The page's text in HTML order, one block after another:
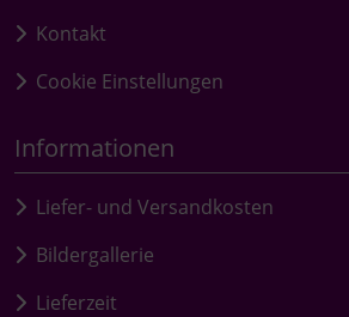
Kontakt
Cookie Einstellungen
Informationen
Liefer- und Versandkosten
Bildergallerie
Lieferzeit